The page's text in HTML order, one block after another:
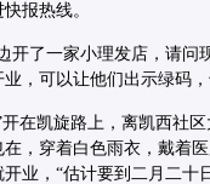
报热线。
开了一家小理发店，请
业，可以让他们出示绿码
在凯旋路上，离凯西社
，穿着白色雨衣，戴着
业，“估计要到二月二十